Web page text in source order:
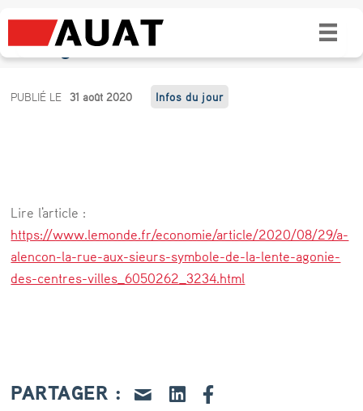
A Alençon, la rue aux Sieurs, symbole de la
lente agonie des centres-villes
A
n
ç
o
n
r
PUBLIÉ LE 31 août 2020 Infos du jour
Lire l'article :
https://www.lemonde.fr/economie/article/2020/08/29/a-
alencon-la-rue-aux-sieurs-symbole-de-la-lente-agonie-
des-centres-villes_6050262_3234.html
PARTAGER :